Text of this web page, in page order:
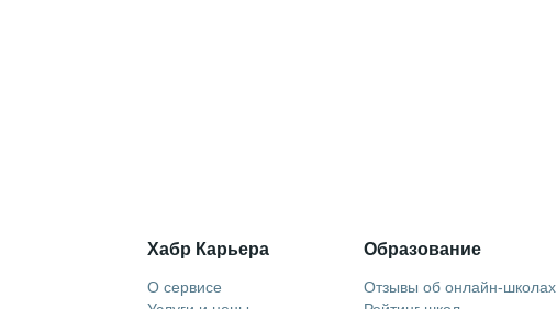
Хабр Карьера
О сервисе
Образование
Отзывы об онлайн-школах